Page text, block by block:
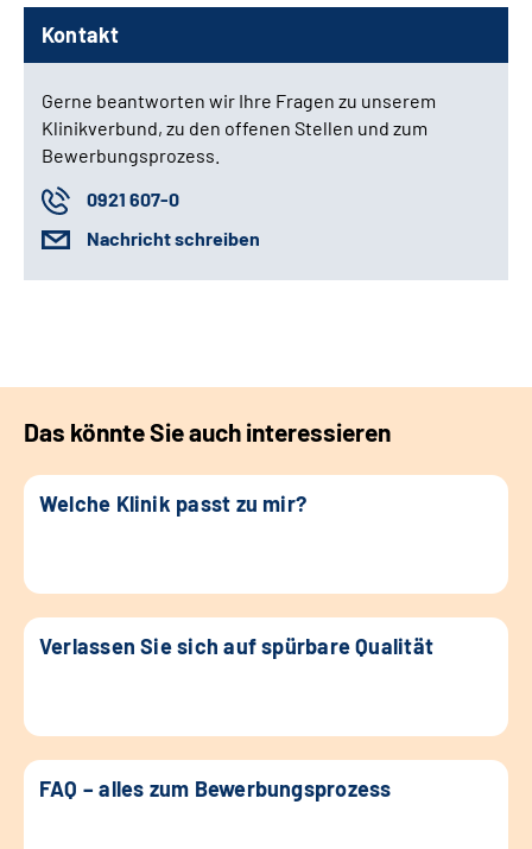
Kontakt
Gerne beantworten wir Ihre Fragen zu unserem
Klinikverbund, zu den offenen Stellen und zum
Bewerbungsprozess.
0921 607-0
Nachricht schreiben
Das könnte Sie auch interessieren
Welche Klinik passt zu mir?
Verlassen Sie sich auf spürbare Qualität
FAQ – alles zum Bewerbungsprozess